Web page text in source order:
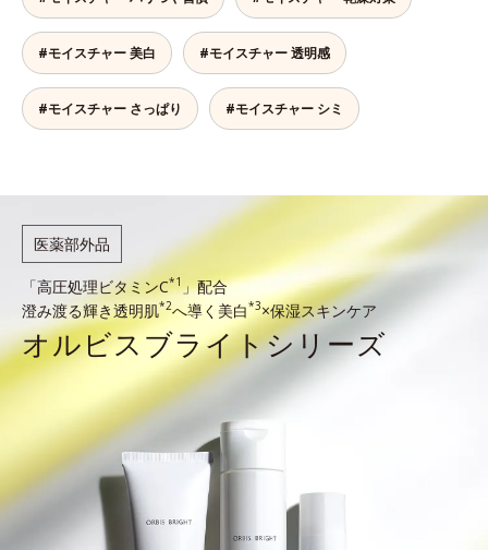
#モイスチャー 美白 #モイスチャー 透明感
#モイスチャー さっぱり #モイスチャー シミ
医薬部外品
「高圧処理ビタミンC*1」配合
澄み渡る輝き透明肌*2へ導く美白*3×保湿スキンケア
オルビスブライトシリーズ